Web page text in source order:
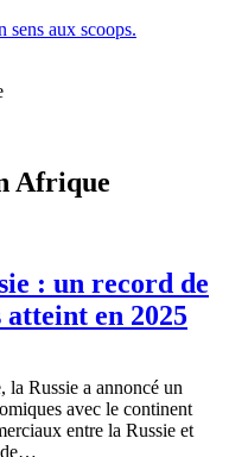
Afrique
: un record de
en 2025
la Russie a annoncé un
avec le continent
entre la Russie et
de…